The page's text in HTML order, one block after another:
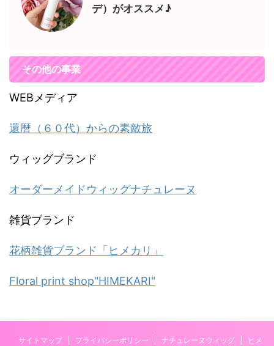
デ）がオススメ♪
その他の事業
WEBメディア
還暦（６０代）からの素敵旅
ウィッグブランド
オーダーメイドウィッグナチュレーヌ
雑貨ブランド
花柄雑貨ブランド「ヒメカリ」
Floral print shop"HIMEKARI"
サイトマップ プライバシーポリシー ナチュレーヌウィッグ ヒメ